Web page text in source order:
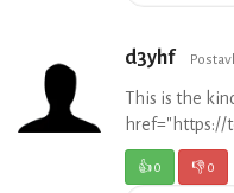
d3yhf
This is the
href="https://
👍0 👎0